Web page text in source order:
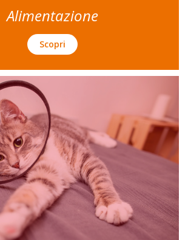
Alimentazione
Scopri